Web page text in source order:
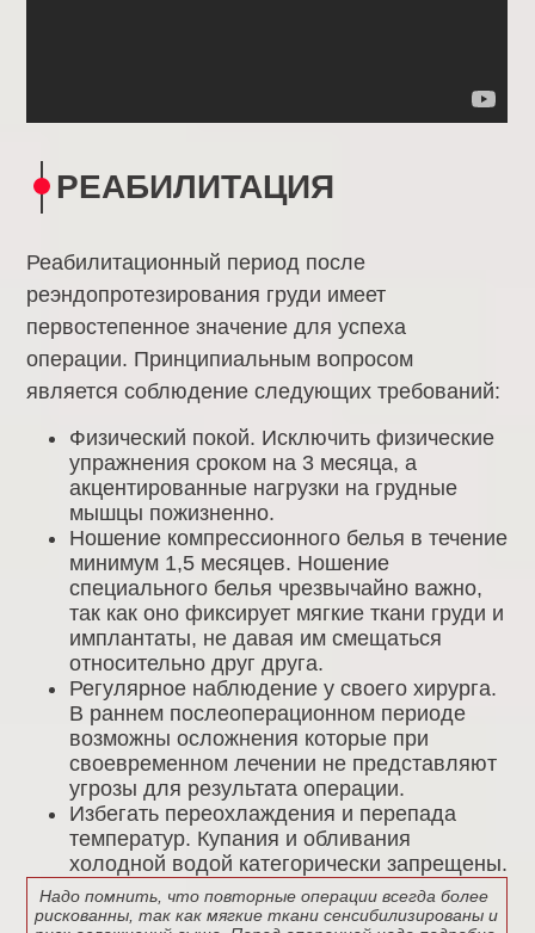
РЕАБИЛИТАЦИЯ
Реабилитационный период после
реэндопротезирования груди имеет
первостепенное значение для успеха
операции. Принципиальным вопросом
является соблюдение следующих требований:
Физический покой. Исключить физические
упражнения сроком на 3 месяца, а
акцентированные нагрузки на грудные
мышцы пожизненно.
Ношение компрессионного белья в течение
минимум 1,5 месяцев. Ношение
специального белья чрезвычайно важно,
так как оно фиксирует мягкие ткани груди и
имплантаты, не давая им смещаться
относительно друг друга.
Регулярное наблюдение у своего хирурга.
В раннем послеоперационном периоде
возможны осложнения которые при
своевременном лечении не представляют
угрозы для результата операции.
Избегать переохлаждения и перепада
температур. Купания и обливания
холодной водой категорически запрещены.
Надо помнить, что повторные операции всегда более
рискованны, так как мягкие ткани сенсибилизированы и